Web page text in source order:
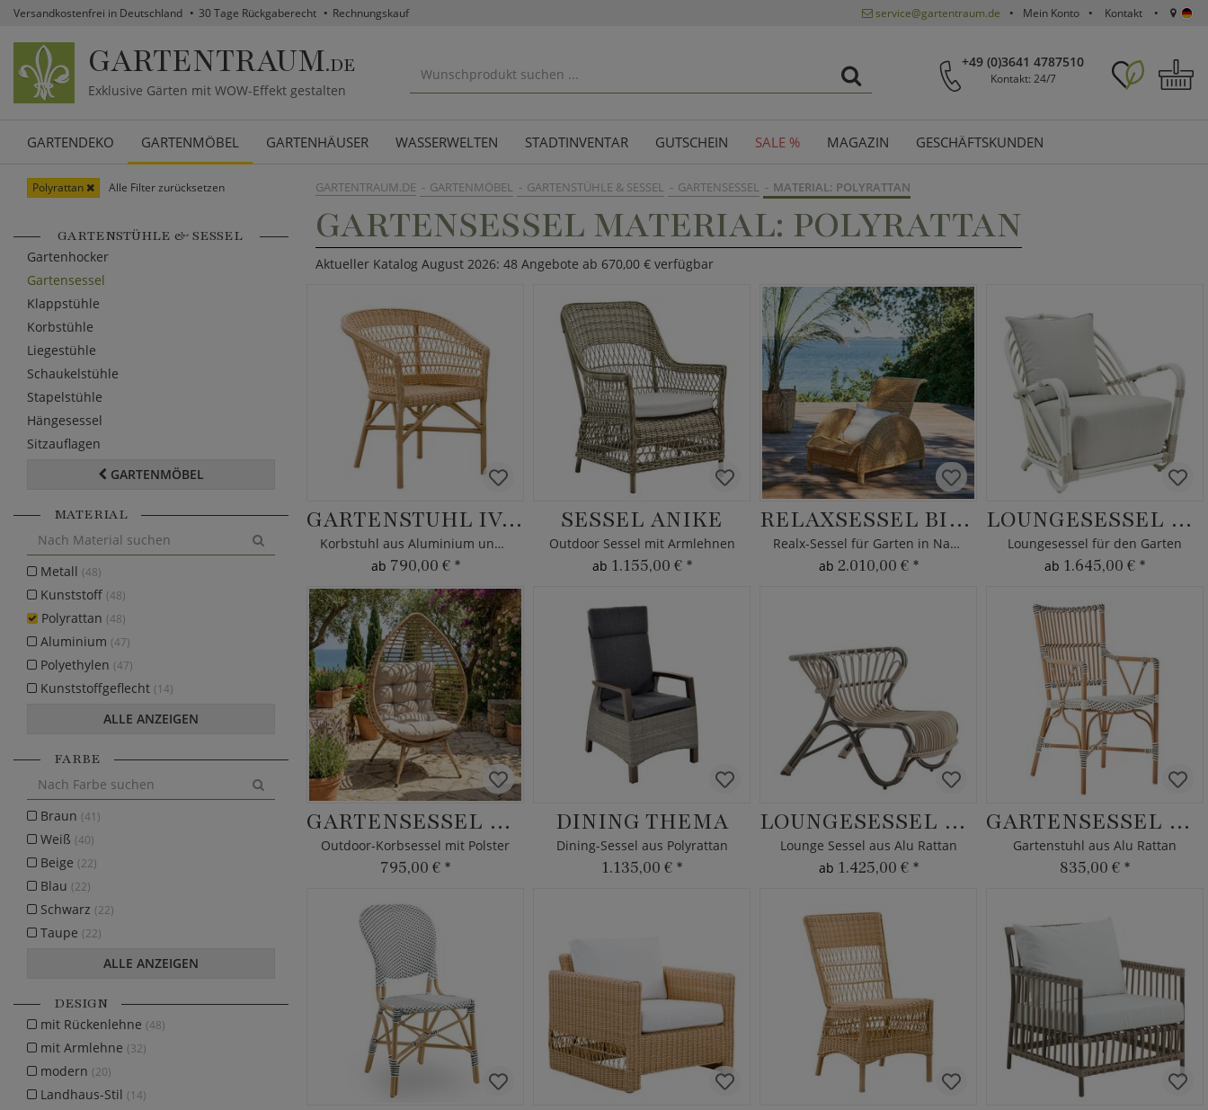
Versandkostenfrei in Deutschland 30 Tage Rückgaberecht Rechnungskauf service@gartentraum.de Mein Konto Kontakt
GARTENTRAUM.DE
Exklusive Gärten mit WOW-Effekt gestalten
+49 (0)3641 4787510
Kontakt: 24/7
GARTENDEKO GARTENMÖBEL GARTENHÄUSER WASSERWELTEN STADTINVENTAR GUTSCHEIN SALE % MAGAZIN GESCHÄFTSKUNDEN
GARTENTRAUM.DE GARTENMÖBEL GARTENSTÜHLE & SESSEL GARTENSESSEL MATERIAL: POLYRATTAN
GARTENSESSEL MATERIAL: POLYRATTAN
Aktueller Katalog August 2026: 48 Angebote ab 670,00 € verfügbar
GARTENSTUHL IVAR
Korbstuhl aus Aluminium und Rattan
ab 790,00 € *
SESSEL ANIKE
Outdoor Sessel mit Armlehnen
ab 1.155,00 € *
RELAXSESSEL BIRTE
Realx-Sessel für Garten in Natur
ab 2.010,00 € *
LOUNGESESSEL BLENDA
Loungesessel für den Garten
ab 1.645,00 € *
GARTENSESSEL OSNI
Outdoor-Korbsessel mit Polster
795,00 € *
DINING THEMA
Dining-Sessel aus Polyrattan
1.135,00 € *
LOUNGESESSEL MINJA
Lounge Sessel aus Alu Rattan
ab 1.425,00 € *
GARTENSESSEL LEVI
Gartenstuhl aus Alu Rattan
835,00 € *
Polyrattan Alle Filter zurücksetzen
GARTENSTÜHLE & SESSEL
Gartenhocker
Gartensessel
Klappstühle
Korbstühle
Liegestühle
Schaukelstühle
Stapelstühle
Hängesessel
Sitzauflagen
GARTENMÖBEL
MATERIAL
Metall (48)
Kunststoff (48)
Polyrattan (48)
Aluminium (47)
Polyethylen (47)
Kunststoffgeflecht (14)
ALLE ANZEIGEN
FARBE
Braun (41)
Weiß (40)
Beige (22)
Blau (22)
Schwarz (22)
Taupe (22)
ALLE ANZEIGEN
DESIGN
mit Rückenlehne (48)
mit Armlehne (32)
modern (20)
Landhaus-Stil (14)